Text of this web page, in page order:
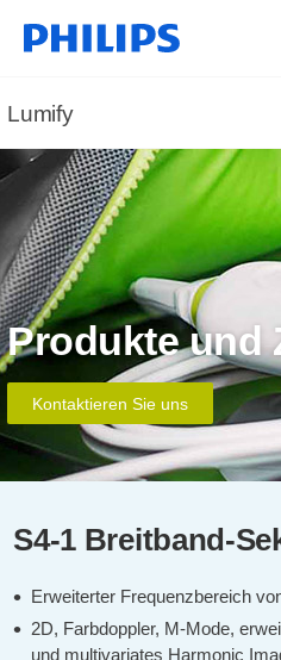
Lumify
Produkte und
Kontaktieren Sie uns
S4‑1
Erweiterter Frequenzbereich
2D, Farbdoppler, M-Mode,
und multivariates Harmonic